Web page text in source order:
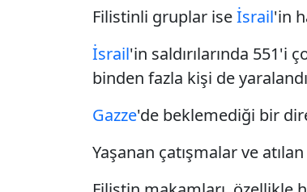
Filistinli gruplar iseİsrail'in
İsrail'in saldırılarında 551'i
binden fazla kişi de
Gazze'de beklemediği bir
Yaşanan çatışmalar ve